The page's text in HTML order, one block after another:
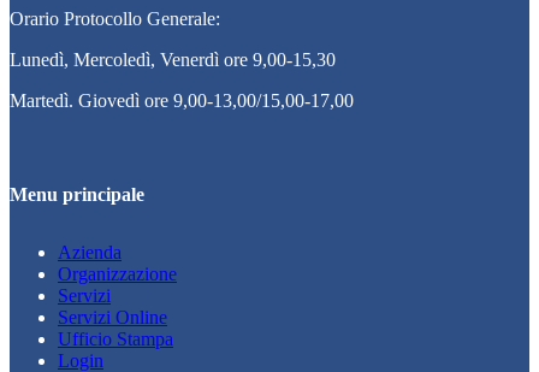
Orario Protocollo Generale:
Lunedì, Mercoledì, Venerdì ore 9,00-15,30
Martedì. Giovedì ore 9,00-13,00/15,00-17,00
Menu principale
Azienda
Organizzazione
Servizi
Servizi Online
Ufficio Stampa
Login